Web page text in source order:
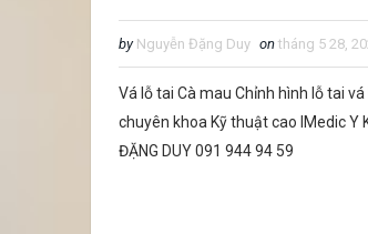
by Nguyễn Đặng Duy on tháng 5 28,
Vá lỗ tai Cà mau Chỉnh hình lỗ tai
chuyên khoa Kỹ thuật cao IMedic Y
ĐẶNG DUY 091 944 94 59